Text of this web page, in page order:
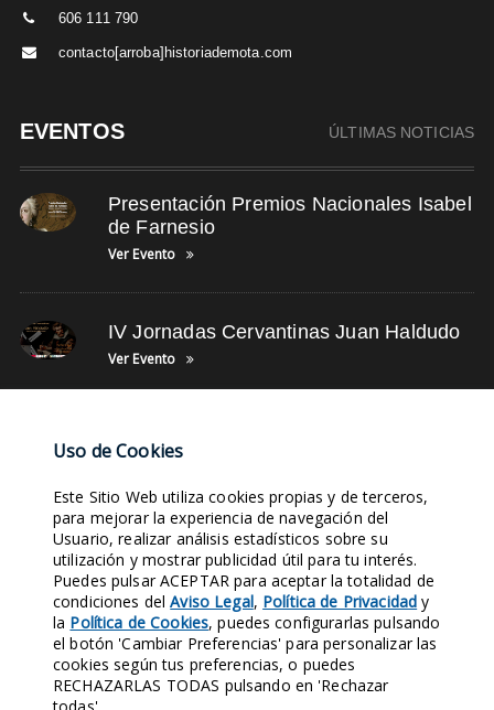
606 111 790
contacto[arroba]historiademota.com
EVENTOS ÚLTIMAS NOTICIAS
Presentación Premios Nacionales Isabel
de Farnesio
Ver Evento
IV Jornadas Cervantinas Juan Haldudo
Ver Evento
NUBE DE TAGS
TIENDA ONLINE ASOCIACIÓN LEYENDA TORRE
OBJETIVOS ÚLTIMAS NOTICIAS TUNEL DEL TIEMPO FOTOS DE OFICIOS
LEYENDA BALCÓN YOUTUBE
Entra en nuestras Redes Sociales y síguenos. Conocerás nuestra
Historia al instante.
1970 421 124
Uso de Cookies
Este Sitio Web utiliza cookies propias y de terceros,
para mejorar la experiencia de navegación del
Usuario, realizar análisis estadísticos sobre su
utilización y mostrar publicidad útil para tu interés.
Puedes pulsar ACEPTAR para aceptar la totalidad de
condiciones delAviso Legal, Política de Privacidad y
la Política de Cookies, puedes configurarlas pulsando
el botón 'Cambiar Preferencias' para personalizar las
cookies según tus preferencias, o puedes
RECHAZARLAS TODAS pulsando en 'Rechazar